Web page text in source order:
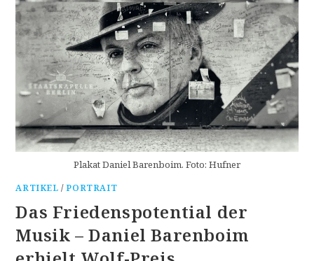
Plakat Daniel Barenboim. Foto: Hufner
ARTIKEL / PORTRAIT
Das Friedenspotential der
Musik – Daniel Barenboim